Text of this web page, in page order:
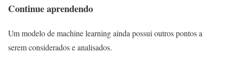
Continue aprendendo
Um modelo de machine learning ainda possui outros pontos a
serem considerados e analisados.